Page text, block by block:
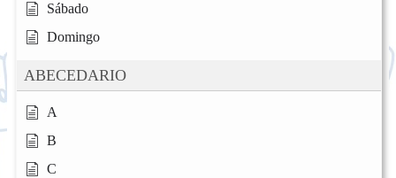
Sábado
Domingo
ABECEDARIO
A
B
C